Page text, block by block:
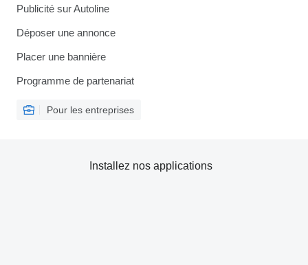
Publicité sur Autoline
Déposer une annonce
Placer une bannière
Programme de partenariat
Pour les entreprises
Installez nos applications